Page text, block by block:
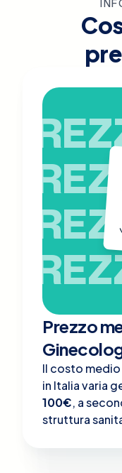
Prezzo
Il costo medio
in Italia varia
100€, a
struttura